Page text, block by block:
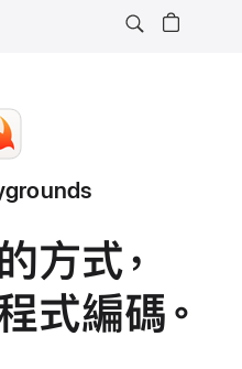
方式，
式編碼 。